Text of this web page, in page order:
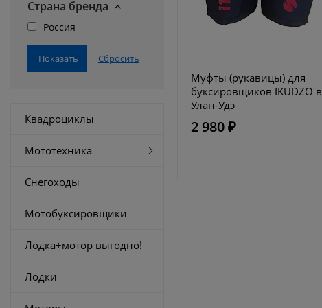
Страна бренда
Россия
Квадроциклы
Мототехника
Снегоходы
Мотобуксировщики
Лодка+мотор выгодно!
Лодки
Муфты (рукавицы) для
буксировщиков IKUDZO в
Улан-Удэ
2 980 ₽